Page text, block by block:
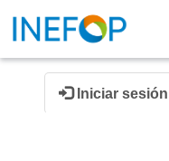
Iniciar sesión